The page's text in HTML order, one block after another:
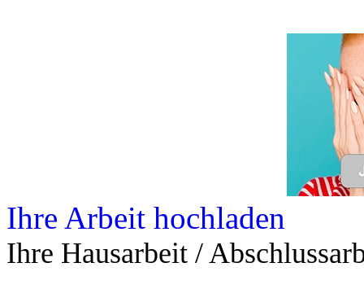
Ihre Arbeit hochladen
Ihre Hausarbeit /